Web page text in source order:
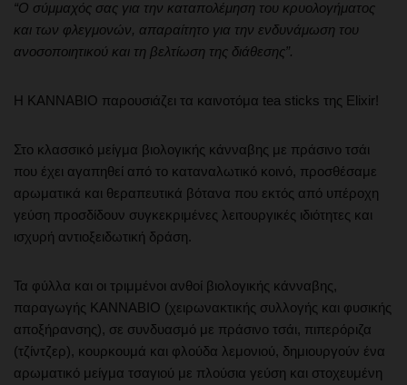
“Ο σύμμαχός σας για την καταπολέμηση του κρυολογήματος
και των φλεγμονών, απαραίτητο για την ενδυνάμωση του
ανοσοποιητικού και τη βελτίωση της διάθεσης”.
Η ΚΑΝΝΑΒΙΟ παρουσιάζει τα καινοτόμα tea sticks της Elixir!
Στο κλασσικό μείγμα βιολογικής κάνναβης με πράσινο τσάι
που έχει αγαπηθεί από το καταναλωτικό κοινό, προσθέσαμε
αρωματικά και θεραπευτικά βότανα που εκτός από υπέροχη
γεύση προσδίδουν συγκεκριμένες λειτουργικές ιδιότητες και
ισχυρή αντιοξειδωτική δράση.
Τα φύλλα και οι τριμμένοι ανθοί βιολογικής κάνναβης,
παραγωγής ΚΑΝΝΑΒΙΟ (χειρωνακτικής συλλογής και φυσικής
αποξήρανσης), σε συνδυασμό με πράσινο τσάι, πιπερόριζα
(τζίντζερ), κουρκουμά και φλούδα λεμονιού, δημιουργούν ένα
αρωματικό μείγμα τσαγιού με πλούσια γεύση και στοχευμένη